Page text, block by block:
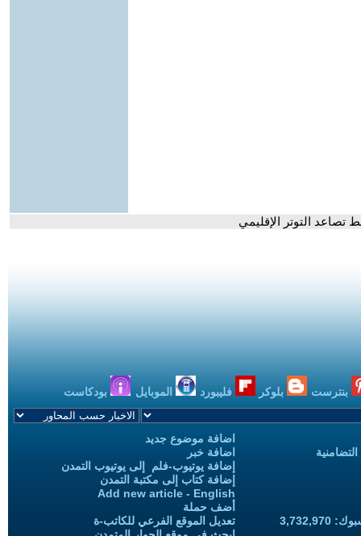
تصاعد التوتر الإقليمي
بنترست بلوكر فليبورد الموبايل بودكاست
اضافة موضوع جديد
اضافة خبر
إضافة يوتيوب-فلم إلى يوتيوب التمدن
إضافة كتاب إلى مكتبة التمدن
Add new article - English
أضف حملة
تعديل الموقع الفرعي للكاتب-ة